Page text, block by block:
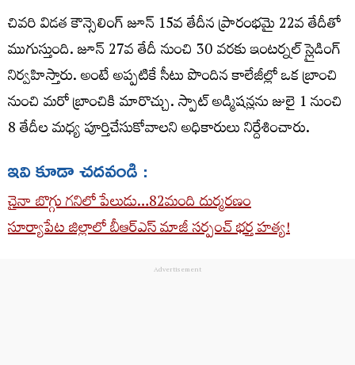
చివరి విడత కౌన్సెలింగ్‌ జూన్‌ 15వ తేదీన ప్రారంభమై 22వ తేదీతో
ముగుస్తుంది. జూన్‌ 27వ తేదీ నుంచి 30 వరకు ఇంటర్నల్‌ స్లైడింగ్‌
నిర్వహిస్తారు. అంటే అప్పటికే సీటు పొందిన కాలేజీల్లో ఒక బ్రాంచి
నుంచి మరో బ్రాంచికి మారొచ్చు. స్పాట్‌ అడ్మిషన్లను జులై 1 నుంచి
8 తేదీల మధ్య పూర్తిచేసుకోవాలని అధికారులు నిర్దేశించారు.
ఇవి కూడా చదవండి :
చైనా బొగ్గు గనిలో పేలుడు…82మంది దుర్మరణం
సూర్యాపేట జిల్లాలో బీఆర్ఎస్ మాజీ సర్పంచ్ భర్త హత్య!